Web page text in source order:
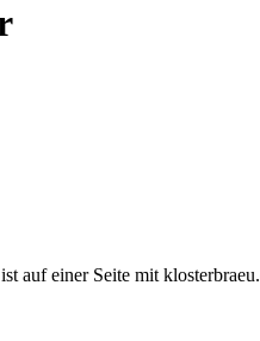
auf einer Seite mit